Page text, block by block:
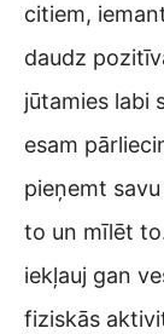
citiem,
daudz
jūtamies labi
esam
pieņemt
to un mīlēt
iekļauj gan
fiziskās